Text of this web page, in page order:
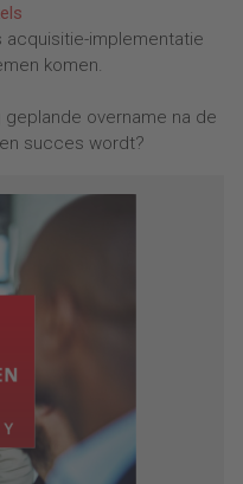
implementatie
komen.
overname na de
succes wordt?